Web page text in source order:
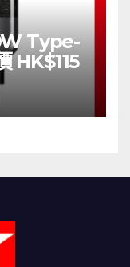
Type-
HK$115